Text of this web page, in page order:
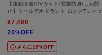
【接触冷感/UVカット/抗菌防臭/しわ防
止】クールデオドラント ロングTシャツ
¥7,480
20%OFF
さらに15%OFF